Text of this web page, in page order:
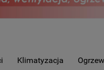
Klimatyzacja